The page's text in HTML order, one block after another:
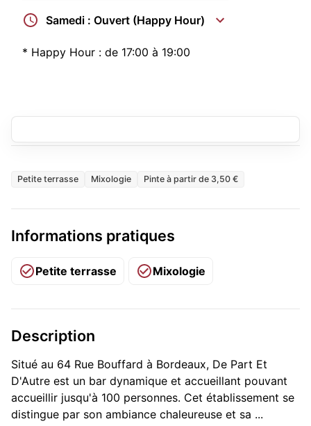
Samedi : Ouvert (Happy Hour)
* Happy Hour : de 17:00 à 19:00
Petite terrasse Mixologie Pinte à partir de 3,50 €
Informations pratiques
Petite terrasse Mixologie
Description
Situé au 64 Rue Bouffard à Bordeaux, De Part Et
D'Autre est un bar dynamique et accueillant pouvant
accueillir jusqu'à 100 personnes. Cet établissement se
distingue par son ambiance chaleureuse et sa ...